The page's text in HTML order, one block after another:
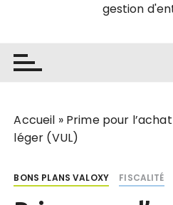
gestion
Accueil » Prime pour
léger (VUL)
BONS PLANS VALOXY FISCALITÉ